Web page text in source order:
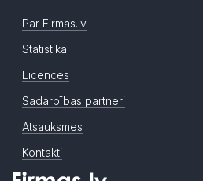
Par Firmas.lv
Statistika
Licences
Sadarbības partneri
Atsauksmes
Kontakti